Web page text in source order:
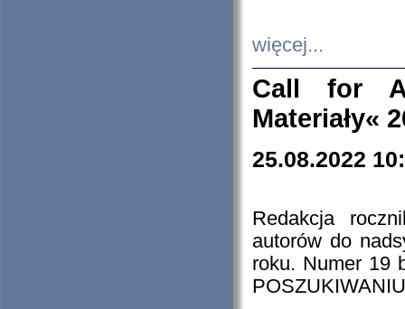
więcej...
Call for
Materiały«
25.08.2022
Redakcja
autorów do
roku. Numer 19